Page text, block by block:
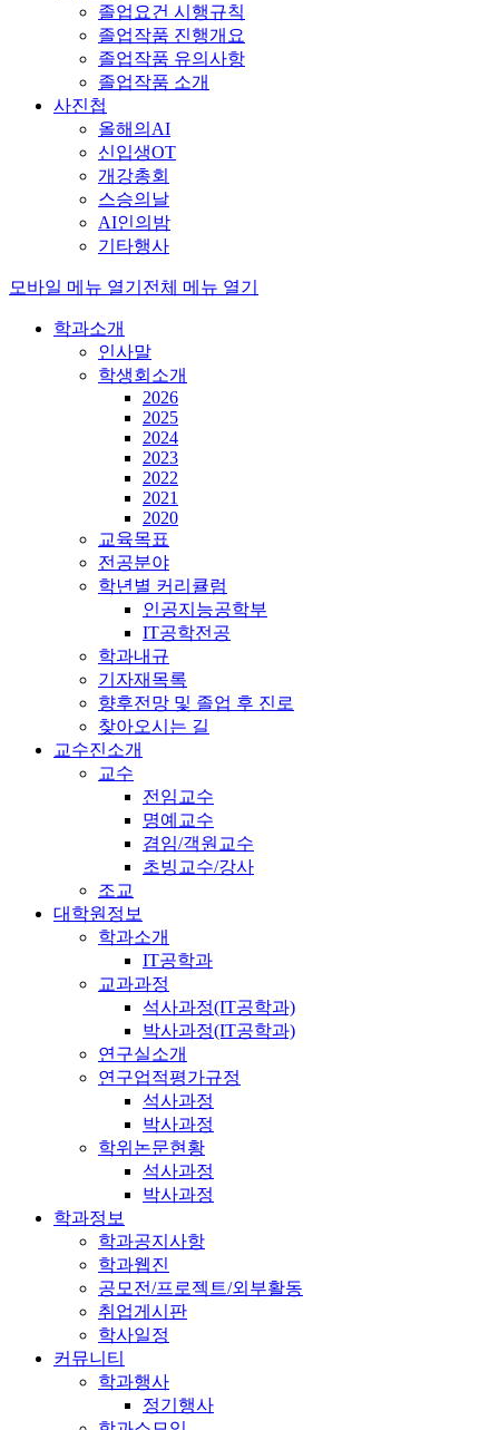
졸업요건 시행규칙
졸업작품 진행개요
졸업작품 유의사항
졸업작품 소개
사진첩
올해의AI
신입생OT
개강총회
스승의날
AI인의밤
기타행사
모바일 메뉴 열기 전체 메뉴 열기
학과소개
인사말
학생회소개
2026
2025
2024
2023
2022
2021
2020
교육목표
전공분야
학년별 커리큘럼
인공지능공학부
IT공학전공
학과내규
기자재목록
향후전망 및 졸업 후 진로
찾아오시는 길
교수진소개
교수
전임교수
명예교수
겸임/객원교수
초빙교수/강사
조교
대학원정보
학과소개
IT공학과
교과과정
석사과정(IT공학과)
박사과정(IT공학과)
연구실소개
연구업적평가규정
석사과정
박사과정
학위논문현황
석사과정
박사과정
학과정보
학과공지사항
학과웹진
공모전/프로젝트/외부활동
취업게시판
학사일정
커뮤니티
학과행사
정기행사